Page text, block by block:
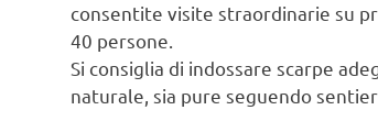
consentite visite straordinarie su
40 persone.
Si consiglia di indossare scarpe
naturale, sia pure seguendo